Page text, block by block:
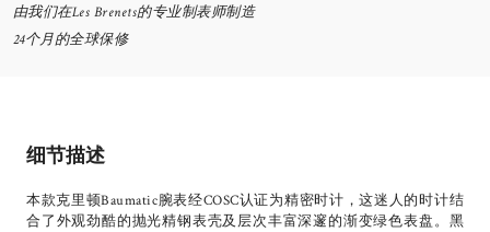
由我们在Les Brenets的专业制表师制造
24个月的全球保修
细节描述
本款克里顿Baumatic腕表经COSC认证为精密时计，这迷人的时计结
合了外观劲酷的抛光精钢表壳及层次丰富深邃的渐变绿色表盘。黑